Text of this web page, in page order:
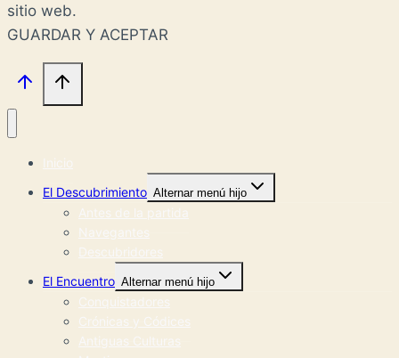
sitio web.
GUARDAR Y ACEPTAR
Inicio
El Descubrimiento Alternar menú hijo
Antes de la partida
Navegantes
Descubridores
El Encuentro Alternar menú hijo
Conquistadores
Crónicas y Códices
Antiguas Culturas